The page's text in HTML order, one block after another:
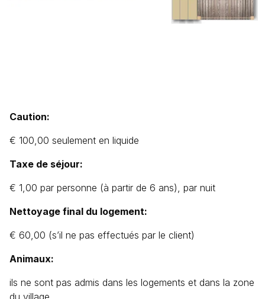
Caution:
€ 100,00 seulement en liquide
Taxe de séjour:
€ 1,00 par personne (à partir de 6 ans), par nuit
Nettoyage final du logement:
€ 60,00 (s’il ne pas effectués par le client)
Animaux:
ils ne sont pas admis dans les logements et dans la zone